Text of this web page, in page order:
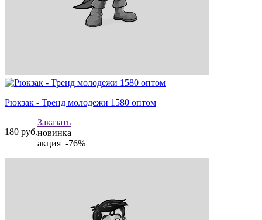
Рюкзак - Тренд молодежи 1580 оптом
180 руб.
Заказать
новинка
акция -76%